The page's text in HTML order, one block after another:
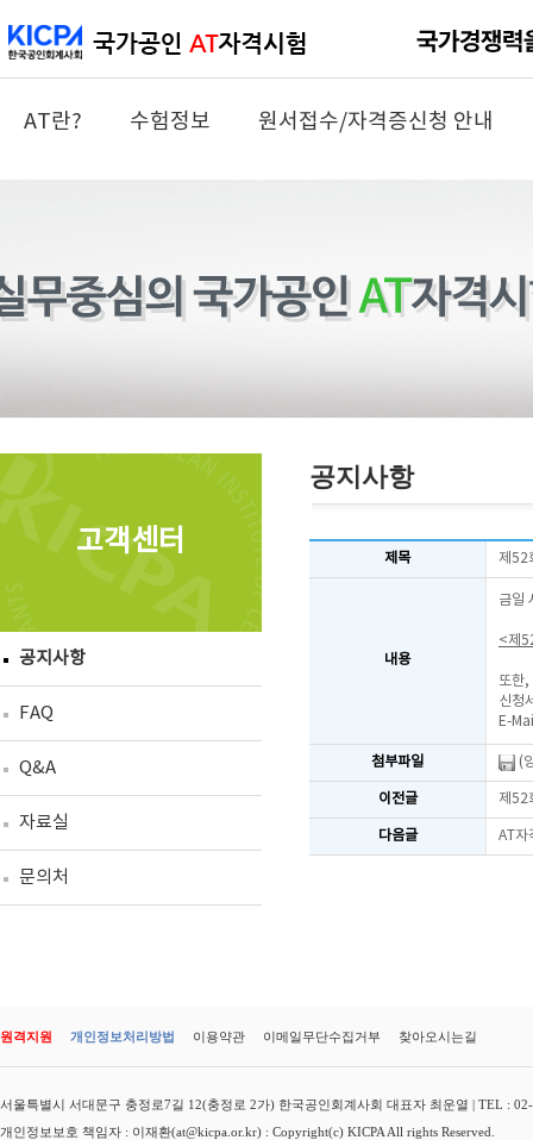
AT란? 수험정보 원서접수/자격증신청 안내
고객센터
공지사항
FAQ
Q&A
자료실
문의처
공지사항
제목 제52
내용
금일
<제
또한
신청
E-
첨부파일 (
이전글 제52
다음글 AT자
원격지원 개인정보처리방법 이용약관 이메일무단수집거부 찾아오시는길
서울특별시 서대문구 충정로7길 12(충정로 2가) 한국공인회계사회 대표자 최운열 | TEL :
개인정보보호 책임자 : 이재환(at@kicpa.or.kr) : Copyright(c) KICPA All rights Reserved.